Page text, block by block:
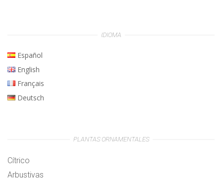
IDIOMA
Español
English
Français
Deutsch
PLANTAS ORNAMENTALES
Cítrico
Arbustivas